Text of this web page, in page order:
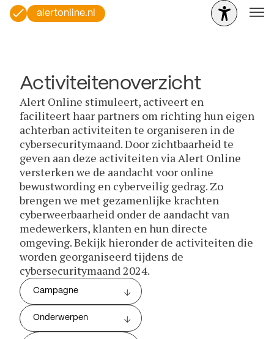
alertonline.nl
Activiteitenoverzicht
Alert Online stimuleert, activeert en
faciliteert haar partners om richting hun eigen
achterban activiteiten te organiseren in de
cybersecuritymaand. Door zichtbaarheid te
geven aan deze activiteiten via Alert Online
versterken we de aandacht voor online
bewustwording en cyberveilig gedrag. Zo
brengen we met gezamenlijke krachten
cyberweerbaarheid onder de aandacht van
medewerkers, klanten en hun directe
omgeving. Bekijk hieronder de activiteiten die
worden georganiseerd tijdens de
cybersecuritymaand 2024.
Campagne
Onderwerpen